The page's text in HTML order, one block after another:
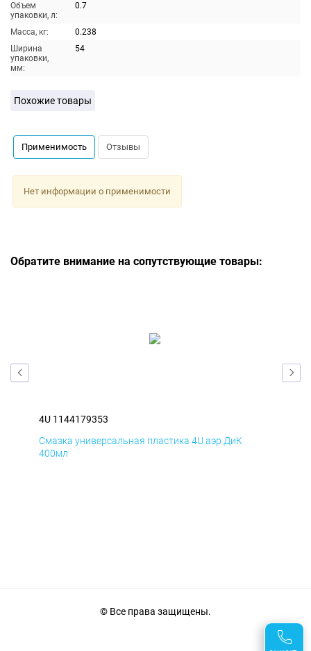
Объем
упаковки, л:
0.7
Масса, кг:
0.238
Ширина
упаковки,
мм:
54
Похожие товары
Применимость Отзывы
Нет информации о применимости
Обратите внимание на сопутствующие товары:
4U 1144179353
Смазка универсальная пластика 4U аэр ДиК
400мл
© Все права защищены.